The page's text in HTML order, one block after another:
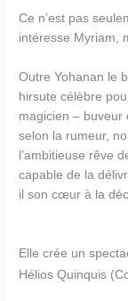
Ce n’est pas
intéresse Myriam,
Outre Yohanan le
hirsute célèbre
magicien – buveur
selon la rumeur,
l’ambitieuse rêve
capable de la
il son cœur à la
Elle crée un
Hélios Quinquis